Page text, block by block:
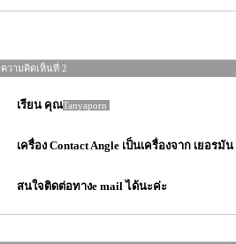
ความคิดเห็นที่ 2
เรียน คุณTanyaporn
เครื่อง Contact Angle เป็นเครื่องจาก เยอรมั
สนใจติดต่อทางe mail ได้นะค่ะ